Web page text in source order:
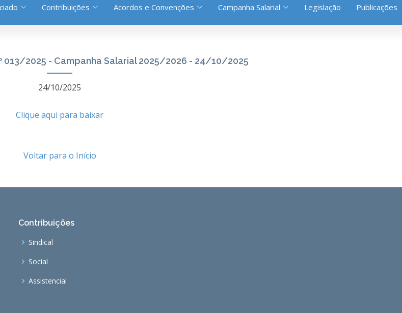
Contribuições Acordos e Convenções Campanha Salarial Legislação Publicações
013/2025 - Campanha Salarial 2025/2026 - 24/10/2025
24/10/2025
Clique aqui para baixar
Voltar para o Início
Contribuições
Sindical
Social
Assistencial